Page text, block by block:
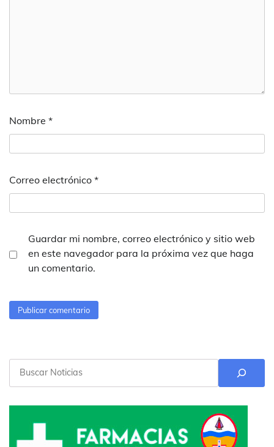
Nombre *
Correo electrónico *
Guardar mi nombre, correo electrónico y sitio web
en este navegador para la próxima vez que haga
un comentario.